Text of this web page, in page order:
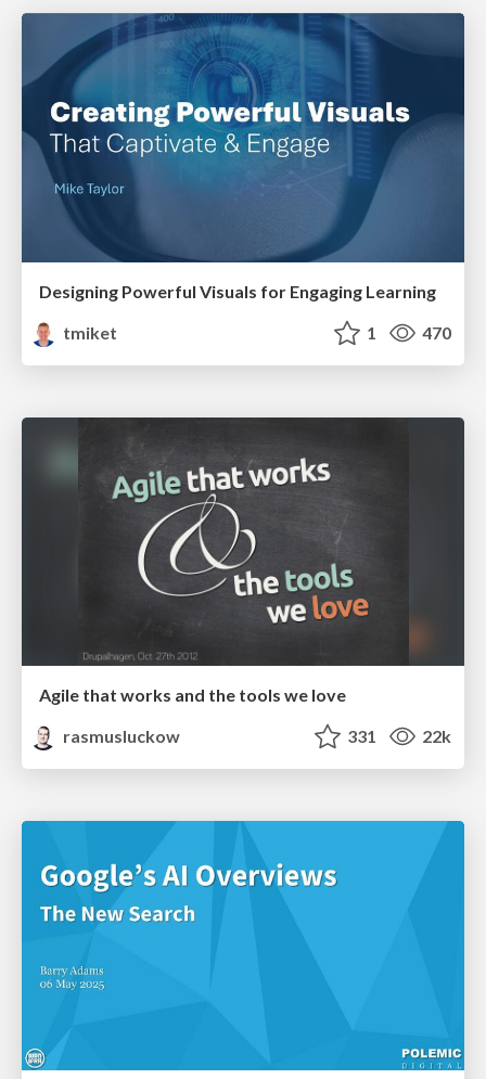
Designing Powerful Visuals for Engaging Learning
tmiket
1 470
Agile that works and the tools we love
rasmusluckow
331 22k